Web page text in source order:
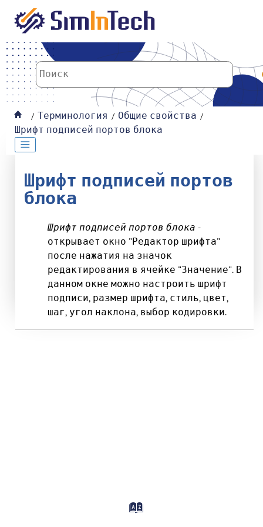
Терминология
Общие свойства
Шрифт подписей портов блока
Шрифт подписей портов
блока
Шрифт подписей портов блока -
открывает окно "Редактор шрифта"
после нажатия на значок
редактирования в ячейке "Значение". В
данном окне можно настроить шрифт
подписи, размер шрифта, стиль, цвет,
шаг, угол наклона, выбор кодировки.